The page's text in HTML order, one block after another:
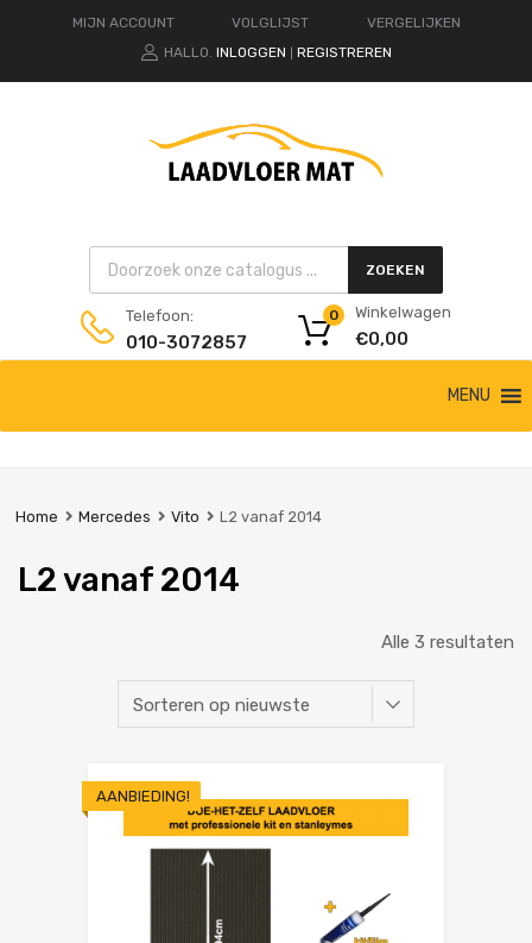
MIJN ACCOUNT VOLGLIJST
VERGELIJKEN
HALLO. INLOGGEN REGISTREREN
Products search ZOEKEN
Telefoon:
010-3072857
Winkelwagen
€0,00
0
de
MENU
Home Mercedes Vito L2 vanaf 2014
L2 vanaf 2014
Alle 3 resultaten
AANBIEDING!